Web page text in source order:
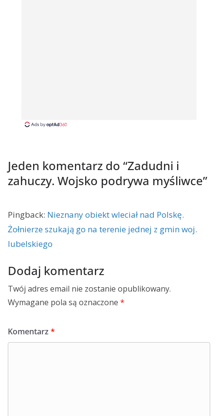
Jeden komentarz do “Zadudni i
zahuczy. Wojsko podrywa myśliwce”
Pingback: Nieznany obiekt wleciał nad Polskę.
Żołnierze szukają go na terenie jednej z gmin woj.
lubelskiego
Dodaj komentarz
Twój adres email nie zostanie opublikowany.
Wymagane pola są oznaczone *
Komentarz *